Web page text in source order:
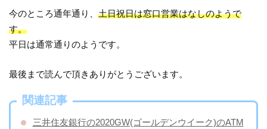
今のところ通年通り、土日祝日は窓口営業はなしのようで
す。
平日は通常通りのようです。
最後まで読んで頂きありがとうございます。
関連記事
三井住友銀行の2020GW(ゴールデンウイーク)のATM